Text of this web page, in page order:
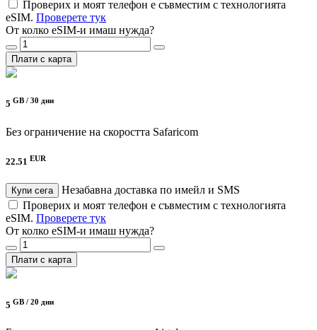
Проверих и моят телефон е съвместим с технологията
eSIM. Проверете тук
От колко eSIM-и имаш нужда?
Плати с карта
5 GB / 30 дни
Без ограничение на скоростта Safaricom
22.51 EUR
Купи сега
Незабавна доставка по имейл и SMS
Проверих и моят телефон е съвместим с технологията
eSIM. Проверете тук
От колко eSIM-и имаш нужда?
Плати с карта
5 GB / 20 дни